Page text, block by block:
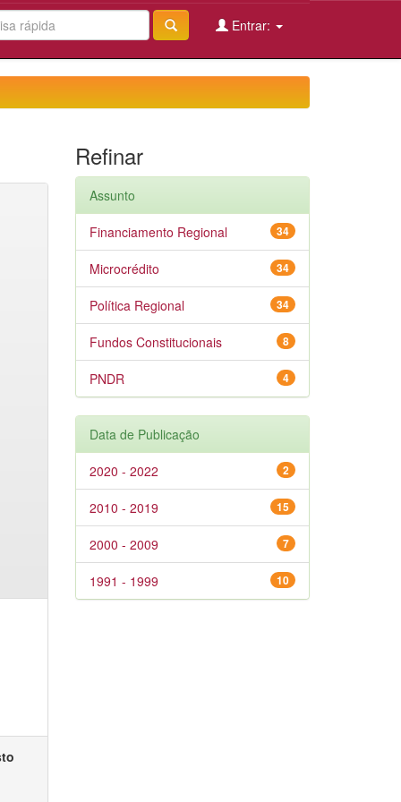
Entrar:
Refinar
Assunto
34
Financiamento Regional
34
Microcrédito
34
Política Regional
8
Fundos Constitucionais
4
PNDR
Data de Publicação
2
2020 - 2022
15
2010 - 2019
7
2000 - 2009
10
1991 - 1999